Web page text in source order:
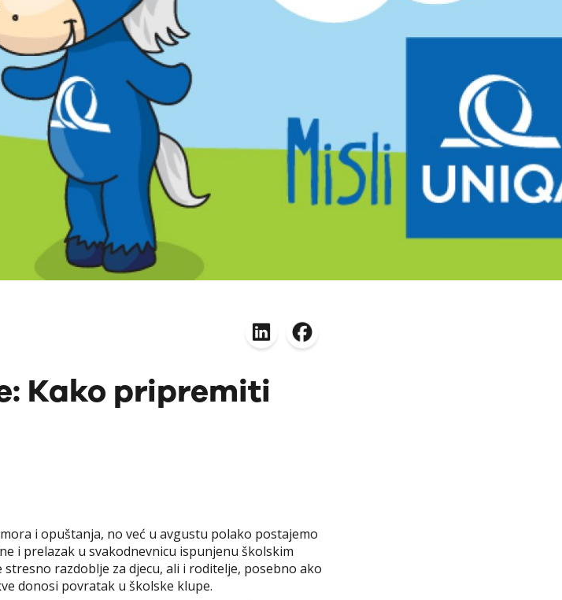
Kako pripremiti
i opuštanja, no već u avgustu polako postajemo
i prelazak u svakodnevnicu ispunjenu školskim
razdoblje za djecu, ali i roditelje, posebno ako
donosi povratak u školske klupe.